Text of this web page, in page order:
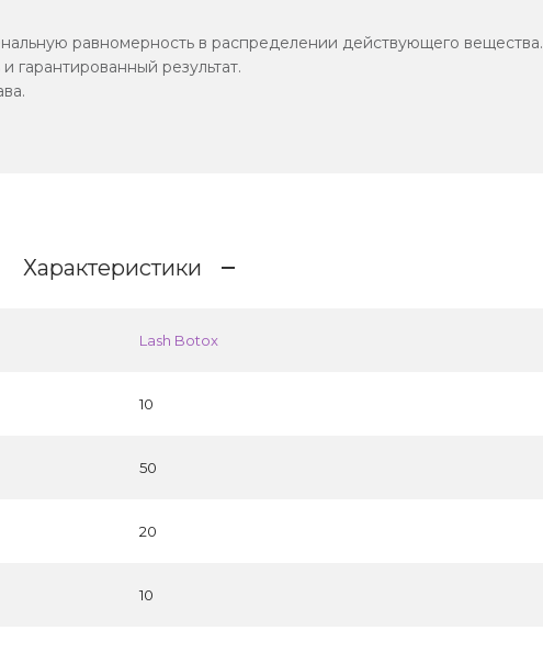
равномерность в распределении действующего вещества.
гарантированный результат.
Характеристики
Lash Botox
10
50
20
10